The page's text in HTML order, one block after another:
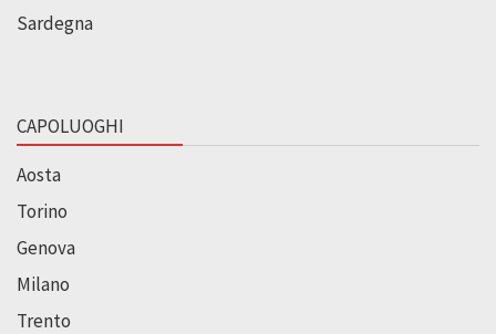
Sardegna
CAPOLUOGHI
Aosta
Torino
Genova
Milano
Trento